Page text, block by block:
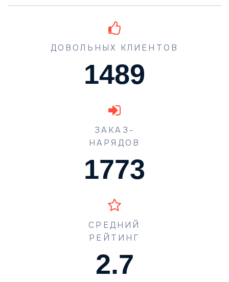
ДОВОЛЬНЫХ КЛИЕНТОВ
1489
ЗАКАЗ-
НАРЯДОВ
1773
СРЕДНИЙ
РЕЙТИНГ
3.4